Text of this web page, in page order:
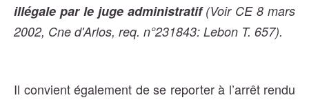
illégale par le juge administratif(Voir CE 8 mars
2002, Cne d'Arlos, req. n°231843: Lebon T. 657).
Il convient également de se reporter à l’arrêt rendu